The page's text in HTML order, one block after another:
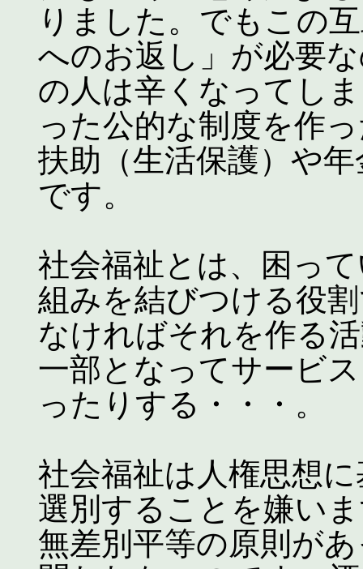
りました。でもこの
へのお返し」が必要
の人は辛くなってし
った公的な制度を作
扶助（生活保護）や
です。
社会福祉とは、困っ
組みを結びつける役
なければそれを作る
一部となってサービ
ったりする・・・。
社会福祉は人権思想
選別することを嫌い
無差別平等の原則が